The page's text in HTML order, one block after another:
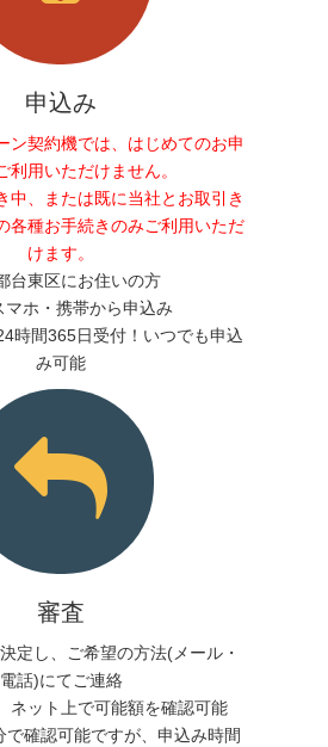
申込み
ン契約機では、はじめてのお申
利用いただけません。
中、または既に当社とお取引き
各種お手続きのみご利用いただ
けます。
台東区にお住いの方
マホ・携帯から申込み
時間365日受付！いつでも申込
み可能
審査
定し、ご希望の方法(メール・
電話)にてご連絡
ネット上で可能額を確認可能
確認可能ですが、申込み時間